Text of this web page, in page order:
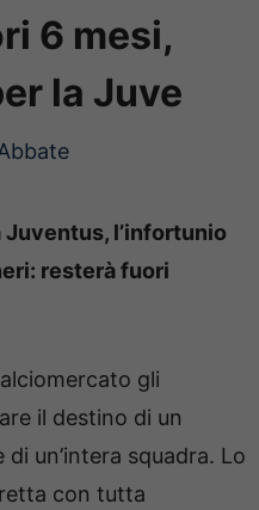
6 mesi,
la Juve
l’infortunio
resterà fuori
gli
il destino di un
un’intera squadra. Lo
con tutta